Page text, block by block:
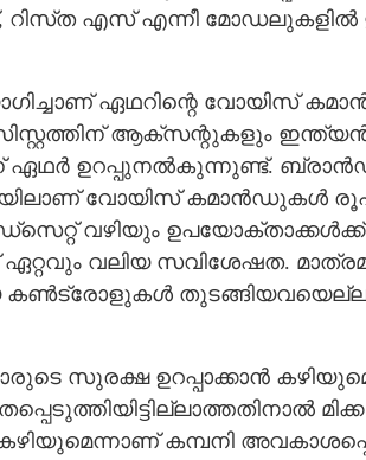
റിസ്‌ത എസ് എന്നീ മോഡലുകളിൽ
ഏഥറിന്റെ വോയിസ്
ആക്‌സന്റുകളും
ഏഥർ ഉറപ്പുനൽകുന്നുണ്ട്.
വോയിസ് കമാൻഡുകൾ
വഴിയും
വലിയ സവിശേഷത.
കൺട്രോളുകൾ
സുരക്ഷ ഉറപ്പാക്കാൻ
കമ്പനി